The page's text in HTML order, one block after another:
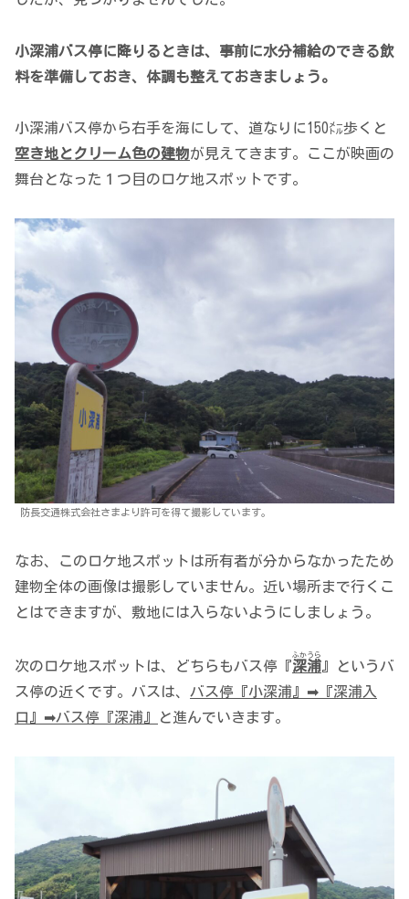
小深浦バス停に降りるときは、事前に水分補給のできる飲
料を準備しておき、体調も整えておきましょう。
小深浦バス停から右手を海にして、道なりに150㍍歩くと
空き地とクリーム色の建物が見えてきます。ここが映画の
舞台となった１つ目のロケ地スポットです。
防長交通株式会社さまより許可を得て撮影しています。
なお、このロケ地スポットは所有者が分からなかったため
建物全体の画像は撮影していません。近い場所まで行くこ
とはできますが、敷地には入らないようにしましょう。
次のロケ地スポットは、どちらもバス停『深浦
ふかうら
』というバ
ス停の近くです。バスは、 バス停『小深浦』➡『深浦入
口』➡バス停『深浦』
と進んでいきます。